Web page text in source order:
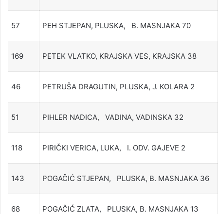
57 PEH STJEPAN, PLUSKA, B. MASNJAKA 70
169 PETEK VLATKO, KRAJSKA VES, KRAJSKA 38
46 PETRUŠA DRAGUTIN, PLUSKA, J. KOLARA 2
51 PIHLER NADICA, VADINA, VADINSKA 32
118 PIRIČKI VERICA, LUKA, I. ODV. GAJEVE 2
143 POGAČIĆ STJEPAN, PLUSKA, B. MASNJAKA 36
68 POGAČIĆ ZLATA, PLUSKA, B. MASNJAKA 13